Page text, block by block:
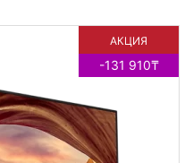
АКЦИЯ
-131 910₸